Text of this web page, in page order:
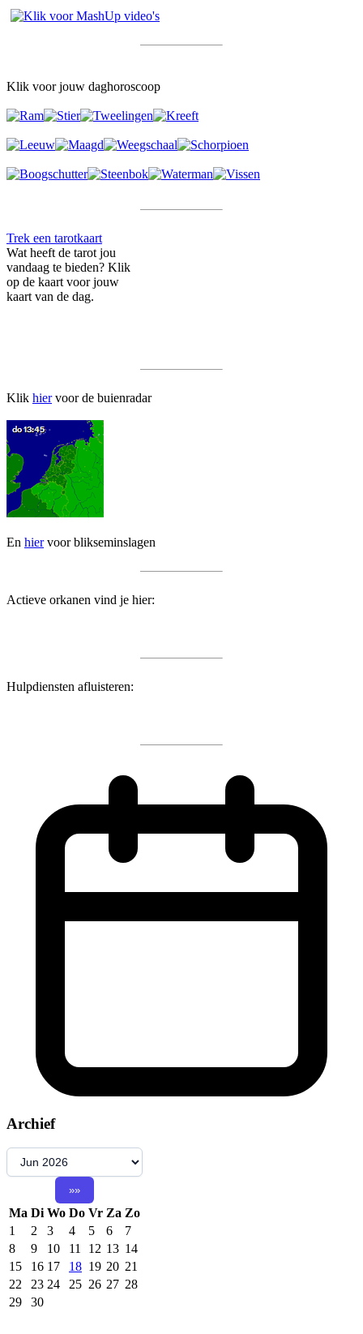
Klik voor jouw daghoroscoop
Trek een tarotkaart
Wat heeft de tarot jou
vandaag te bieden? Klik
op de kaart voor jouw
kaart van de dag.
Klik hiervoor de buienradar
En hiervoor blikseminslagen
Actieve orkanen vind je hier:
Hulpdiensten afluisteren:
Archief
Ma Di Wo Do Vr Za Zo
1
2 3 4 5 6
7
8
9 10 11 12 13 14
15
16 17 18 19 20 21
22
23 24 25 26 27 28
29
30